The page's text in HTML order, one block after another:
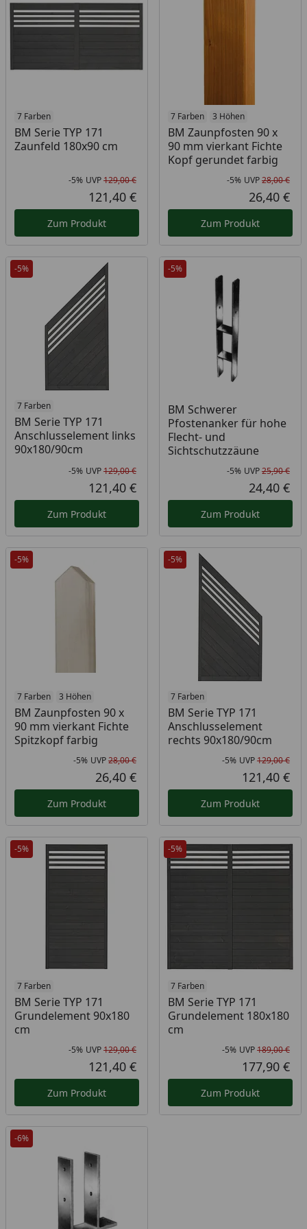
7 Farben
BM Serie TYP 171
Zaunfeld 180x90 cm
Rabatt in Prozent
-5%
Ursprünglicher Preis
UVP129,00 €
Aktueller Preis
121,40 €
Zum Produkt
7 Farben 3 Höhen
BM Zaunpfosten 90 x
90 mm vierkant Fichte
Kopf gerundet farbig
-5% UVP28,00 €
26,40 €
Zum Produkt
-5%
7 Farben
BM Serie TYP 171
Anschlusselement links
90x180/90cm
Rabatt in Prozent
-5%
Ursprünglicher Preis
UVP129,00 €
Aktueller Preis
121,40 €
Zum Produkt
-5%
BM Schwerer
Pfostenanker für hohe
Flecht- und
Sichtschutzzäune
-5% UVP25,90 €
24,40 €
Zum Produkt
-5%
7 Farben 3 Höhen
BM Zaunpfosten 90 x
90 mm vierkant Fichte
Spitzkopf farbig
Rabatt in Prozent
-5%
Ursprünglicher Preis
UVP28,00 €
Aktueller Preis
26,40 €
Zum Produkt
-5%
7 Farben
BM Serie TYP 171
Anschlusselement
rechts 90x180/90cm
-5% UVP129,00 €
121,40 €
Zum Produkt
-5%
7 Farben
BM Serie TYP 171
Grundelement 90x180
cm
Rabatt in Prozent
-5%
Ursprünglicher Preis
UVP129,00 €
Aktueller Preis
121,40 €
Zum Produkt
-5%
7 Farben
BM Serie TYP 171
Grundelement 180x180
cm
-5% UVP189,00 €
177,90 €
Zum Produkt
-6%